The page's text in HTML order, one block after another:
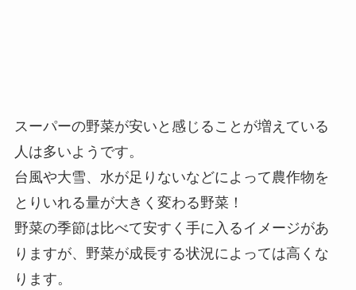
スーパーの野菜が安いと感じることが増えている
人は多いようです。
台風や大雪、水が足りないなどによって農作物を
とりいれる量が大きく変わる野菜！
野菜の季節は比べて安すく手に入るイメージがあ
りますが、野菜が成長する状況によっては高くな
ります。